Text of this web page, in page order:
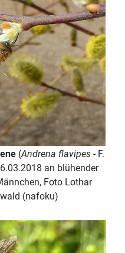
(Andrena flavipes - F.
an blühender
Foto Lothar
(nafoku)